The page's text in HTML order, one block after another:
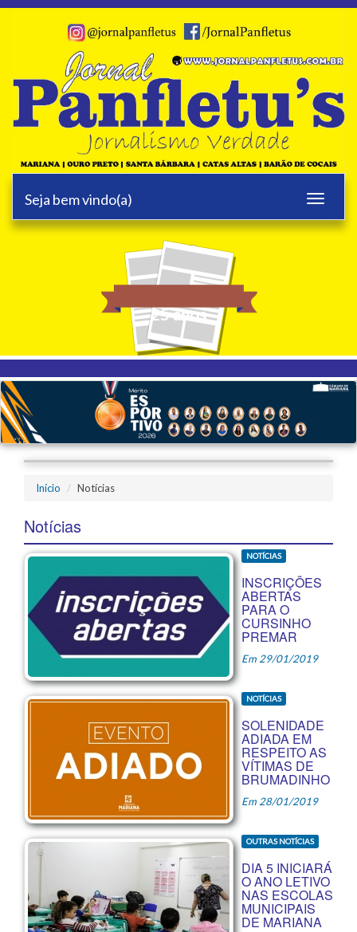
Toggle
Seja bem vindo(a)
25 anos
Início Notícias
Notícias
NOTÍCIAS
INSCRIÇÕES
ABERTAS
PARA O
CURSINHO
PREMAR
Em 29/01/2019
NOTÍCIAS
SOLENIDADE
ADIADA EM
RESPEITO AS
VÍTIMAS DE
BRUMADINHO
Em 28/01/2019
OUTRAS NOTÍCIAS
DIA 5 INICIARÁ
O ANO LETIVO
NAS ESCOLAS
MUNICIPAIS
DE MARIANA